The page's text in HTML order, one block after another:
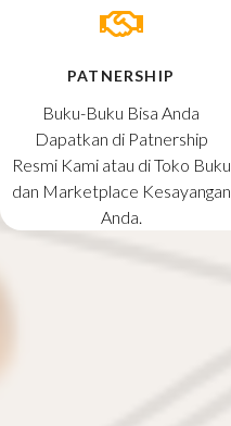
PATNERSHIP
Buku-Buku Bisa Anda
Dapatkan di Patnership
Resmi Kami atau di Toko Buku
dan Marketplace Kesayangan
Anda.